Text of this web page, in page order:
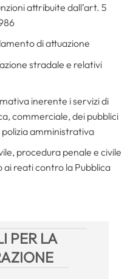
attribuite dall’art. 5
di attuazione
stradale e relativi
inerente i servizi di
commerciale, dei pubblici
amministrativa
procedura penale e civile
reati contro la Pubblica
PER LA